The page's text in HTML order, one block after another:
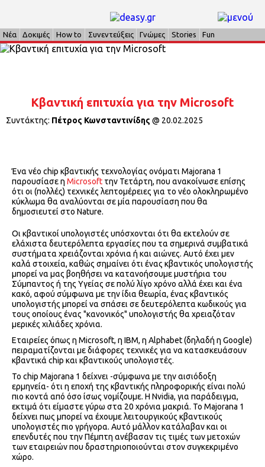
Νέα Δοκιμές How to Συνεντεύξεις Γνώμες Stories Fun
Κβαντική επιτυχία για την Microsoft
Συντάκτης: Πέτρος Κωνσταντινίδης @ 20.02.2025
Ένα νέο chip κβαντικής τεχνολογίας ονόματι Majorana 1
παρουσίασε η Microsoft την Τετάρτη, που ανακοίνωσε επίσης
ότι οι (πολλές) τεχνικές λεπτομέρειες για το νέο ολοκληρωμένο
κύκλωμα θα αναλύονται σε μία παρουσίαση που θα
δημοσιευτεί στο Nature.
Οι κβαντικοί υπολογιστές υπόσχονται ότι θα εκτελούν σε
ελάχιστα δευτερόλεπτα εργασίες που τα σημερινά συμβατικά
συστήματα χρειάζονται χρόνια ή και αιώνες. Αυτό έχει μεν
καλά στοιχεία, καθώς σημαίνει ότι ένας κβαντικός υπολογιστής
μπορεί να μας βοηθήσει να κατανοήσουμε μυστήρια του
Σύμπαντος ή της Υγείας σε πολύ λίγο χρόνο αλλά έχει και ένα
κακό, αφού σύμφωνα με την ίδια θεωρία, ένας κβαντικός
υπολογιστής μπορεί να σπάσει σε δευτερόλεπτα κωδικούς για
τους οποίους ένας "κανονικός" υπολογιστής θα χρειαζόταν
μερικές χιλιάδες χρόνια.
Εταιρείες όπως η Microsoft, η IBM, η Alphabet (δηλαδή η Google)
πειραματίζονται με διάφορες τεχνικές για να κατασκευάσουν
κβαντικά chip και κβαντικούς υπολογιστές.
Το chip Majorana 1 δείχνει -σύμφωνα με την αισιόδοξη
ερμηνεία- ότι η εποχή της κβαντικής πληροφορικής είναι πολύ
πιο κοντά από όσο ίσως νομίζουμε. Η Nvidia, για παράδειγμα,
εκτιμά ότι είμαστε γύρω στα 20 χρόνια μακριά. Το Majorana 1
δείχνει πως μπορεί να έχουμε λειτουργικούς κβαντικούς
υπολογιστές πιο γρήγορα. Αυτό μάλλον κατάλαβαν και οι
επενδυτές που την Πέμπτη ανέβασαν τις τιμές των μετοχών
των εταιρειών που δραστηριοποιούνται στον συγκεκριμένο
χώρο.